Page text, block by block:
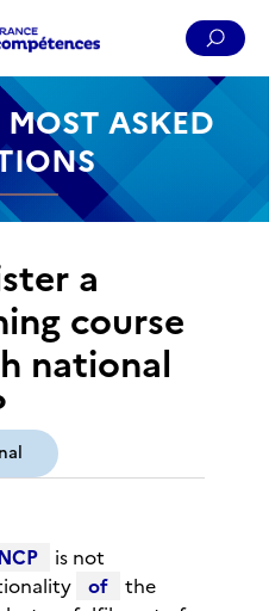
Menu Pied de page
ASKED
a
course
national
is not
of the